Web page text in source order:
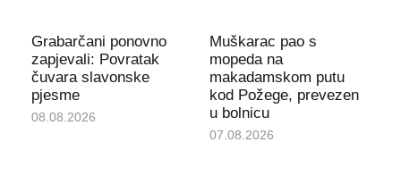
Grabarčani ponovno
zapjevali: Povratak
čuvara slavonske
pjesme
08.08.2026
Muškarac pao s
mopeda na
makadamskom putu
kod Požege, prevezen
u bolnicu
07.08.2026